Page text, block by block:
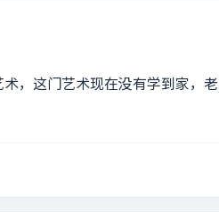
，这门艺术现在没有学到家，老